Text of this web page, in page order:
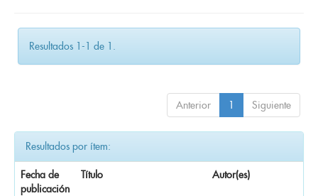
Resultados 1-1 de 1.
Anterior 1 Siguiente
Resultados por ítem:
Fecha de
publicación
Título Autor(es)